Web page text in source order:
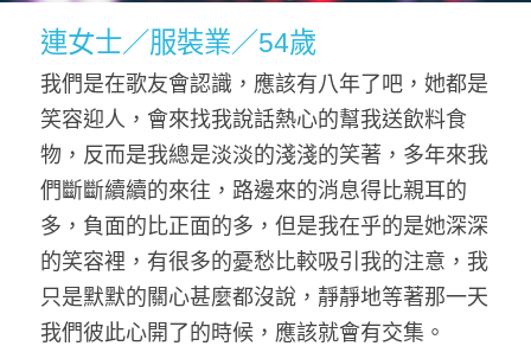
團隊
聯絡我們
訂閱追蹤
部落格
所有博客分類
me time
搜索
連女士／服裝業／54歲
我們是在歌友會認識，應該有八年了吧，她都是
笑容迎人，會來找我說話熱心的幫我送飲料食
物，反而是我總是淡淡的淺淺的笑著，多年來我
們斷斷續續的來往，路邊來的消息得比親耳的
多，負面的比正面的多，但是我在乎的是她深深
的笑容裡，有很多的憂愁比較吸引我的注意，我
只是默默的關心甚麼都沒說，靜靜地等著那一天
我們彼此心開了的時候，應該就會有交集。